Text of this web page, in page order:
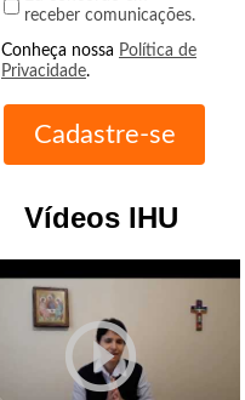
receber comunicações.
Conheça nossa Política de
Privacidade.
Vídeos IHU
play_circle_outline